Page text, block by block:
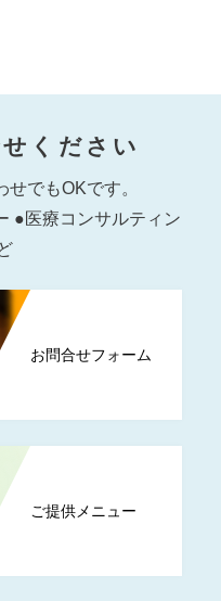
ください
でもOKです。
●医療コンサルティン
お問合せフォーム
ご提供メニュー